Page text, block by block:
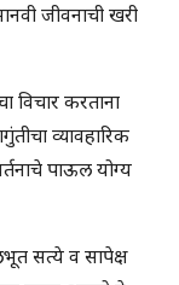
जीवनाची खरी
करताना
व्यावहारिक
पाऊल योग्य
सत्ये व सापेक्ष